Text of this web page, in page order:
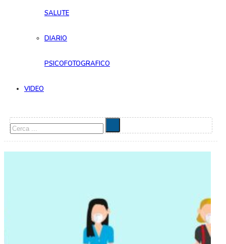
SALUTE
DIARIO
PSICOFOTOGRAFICO
VIDEO
Cerca